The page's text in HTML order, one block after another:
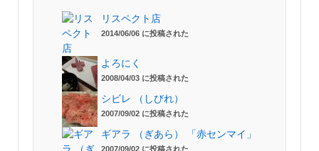
リスペクト店
2014/06/06 に投稿された
よろにく
2008/04/03 に投稿された
シビレ （しびれ）
2007/09/02 に投稿された
ギアラ （ぎあら） 「赤センマイ」
2007/09/02 に投稿された